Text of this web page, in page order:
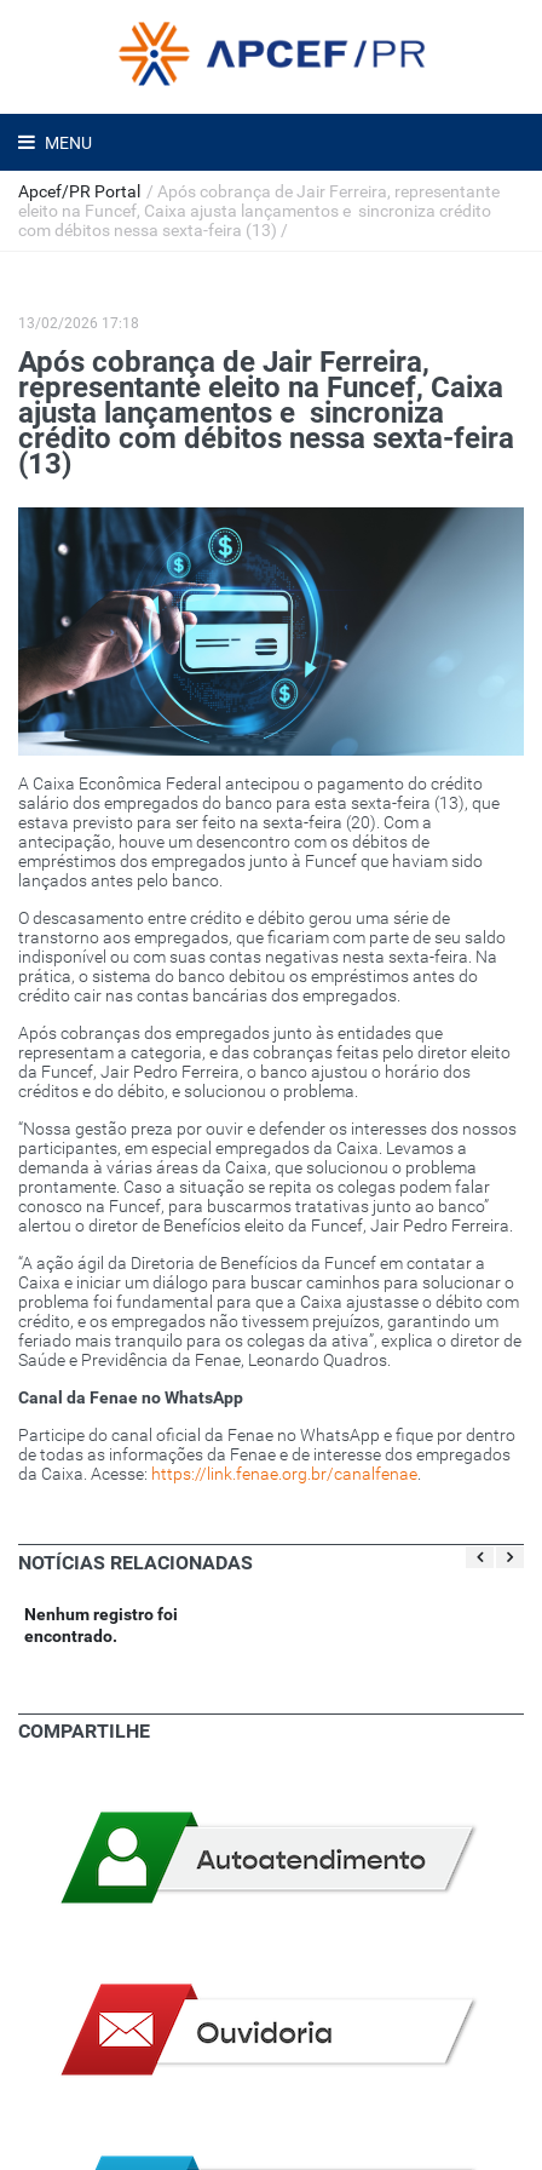
MENU
Apcef/PR Portal / Após cobrança de Jair Ferreira, representante
eleito na Funcef, Caixa ajusta lançamentos e sincroniza crédito
com débitos nessa sexta-feira (13) /
13/02/2026 17:18
Após cobrança de Jair Ferreira,
representante eleito na Funcef, Caixa
ajusta lançamentos e sincroniza
crédito com débitos nessa sexta-feira
(13)
A Caixa Econômica Federal antecipou o pagamento do crédito
salário dos empregados do banco para esta sexta-feira (13), que
estava previsto para ser feito na sexta-feira (20). Com a
antecipação, houve um desencontro com os débitos de
empréstimos dos empregados junto à Funcef que haviam sido
lançados antes pelo banco.
O descasamento entre crédito e débito gerou uma série de
transtorno aos empregados, que ficariam com parte de seu saldo
indisponível ou com suas contas negativas nesta sexta-feira. Na
prática, o sistema do banco debitou os empréstimos antes do
crédito cair nas contas bancárias dos empregados.
Após cobranças dos empregados junto às entidades que
representam a categoria, e das cobranças feitas pelo diretor eleito
da Funcef, Jair Pedro Ferreira, o banco ajustou o horário dos
créditos e do débito, e solucionou o problema.
“Nossa gestão preza por ouvir e defender os interesses dos nossos
participantes, em especial empregados da Caixa. Levamos a
demanda à várias áreas da Caixa, que solucionou o problema
prontamente. Caso a situação se repita os colegas podem falar
conosco na Funcef, para buscarmos tratativas junto ao banco”
alertou o diretor de Benefícios eleito da Funcef, Jair Pedro Ferreira.
“A ação ágil da Diretoria de Benefícios da Funcef em contatar a
Caixa e iniciar um diálogo para buscar caminhos para solucionar o
problema foi fundamental para que a Caixa ajustasse o débito com
crédito, e os empregados não tivessem prejuízos, garantindo um
feriado mais tranquilo para os colegas da ativa”, explica o diretor de
Saúde e Previdência da Fenae, Leonardo Quadros.
Canal da Fenae no WhatsApp
Participe do canal oficial da Fenae no WhatsApp e fique por dentro
de todas as informações da Fenae e de interesse dos empregados
da Caixa. Acesse: https://link.fenae.org.br/canalfenae
NOTÍCIAS RELACIONADAS
Nenhum registro foi
encontrado.
COMPARTILHE